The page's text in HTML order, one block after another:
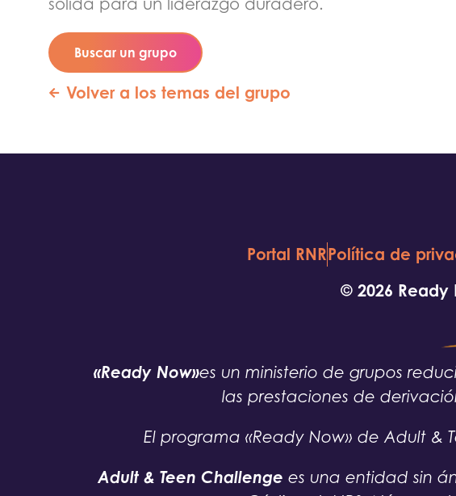
sólida para un liderazgo duradero.
Buscar un grupo
Volver a los temas del grupo
Portal RNRPolítica de
© 2026 Ready
«Ready Now»es un ministerio de grupos
las prestaciones de
El programa «Ready Now» de Adult &
Adult & Teen Challenge es una entidad sin